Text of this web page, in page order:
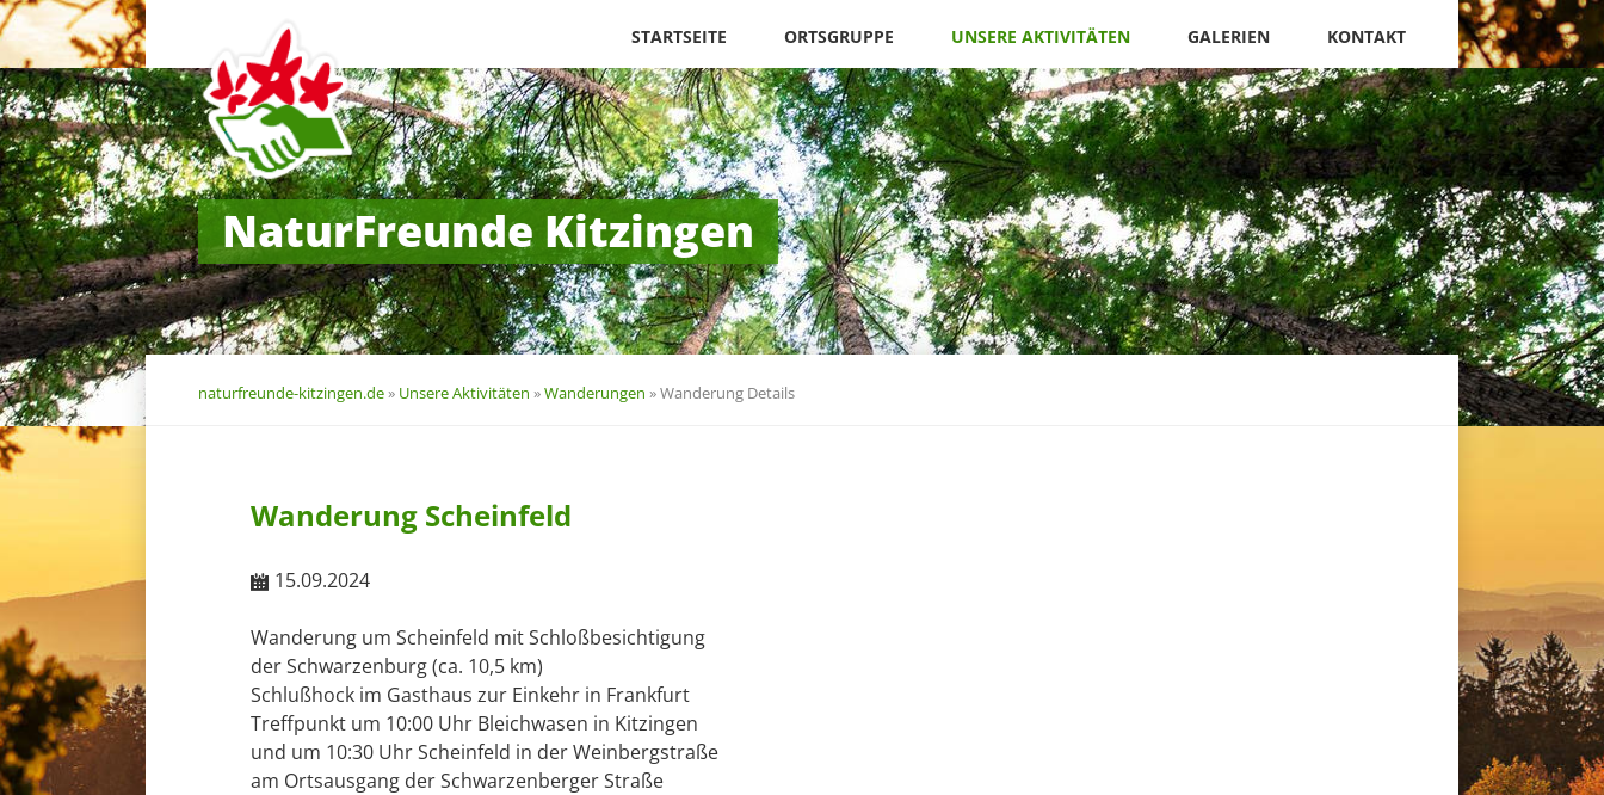
überspringen
STARTSEITE ORTSGRUPPE UNSERE AKTIVITÄTEN GALERIEN KONTAKT
Navigation
überspringen
NaturFreunde Kitzingen
naturfreunde-kitzingen.de» Unsere Aktivitäten »Wanderungen »Wanderung Details
Wanderung Scheinfeld
15.09.2024
Wanderung um Scheinfeld mit Schloßbesichtigung
der Schwarzenburg (ca. 10,5 km)
Schlußhock im Gasthaus zur Einkehr in Frankfurt
Treffpunkt um 10:00 Uhr Bleichwasen in Kitzingen
und um 10:30 Uhr Scheinfeld in der Weinbergstraße
am Ortsausgang der Schwarzenberger Straße